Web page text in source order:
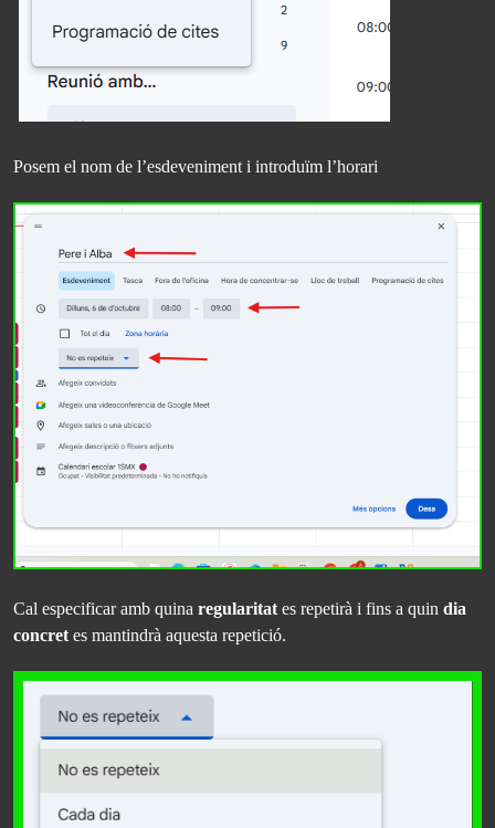
Posem el nom de l’esdeveniment i introduïm l’horari
Cal especificar amb quina regularitat es repetirà i fins a quin dia
concret es mantindrà aquesta repetició.